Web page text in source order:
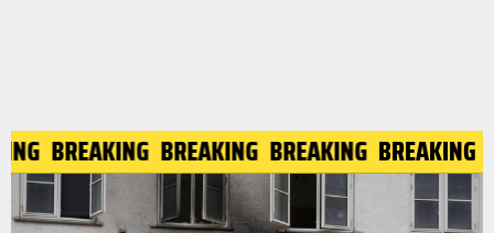
BREAKING BREAKING BREAKING BREAKING